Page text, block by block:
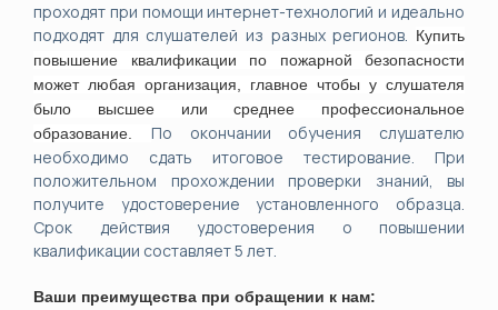
проходят при помощи интернет-технологий и идеально
подходят для слушателей из разных регионов. Купить
повышение квалификации по пожарной безопасности
может любая организация, главное чтобы у слушателя
было высшее или среднее профессиональное
образование. По окончании обучения слушателю
необходимо сдать итоговое тестирование. При
положительном прохождении проверки знаний, вы
получите удостоверение установленного образца.
Срок действия удостоверения о повышении
квалификации составляет 5 лет.
Ваши преимущества при обращении к нам: